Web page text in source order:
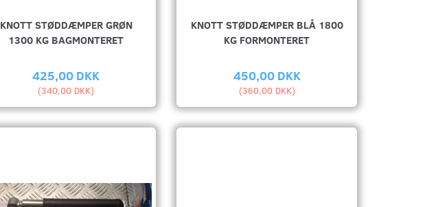
KNOTT STØDDÆMPER GRØN
1300 KG BAGMONTERET
425,00 DKK
(340,00 DKK)
KNOTT STØDDÆMPER BLÅ 1800
KG FORMONTERET
450,00 DKK
(360,00 DKK)